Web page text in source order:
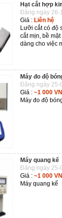
Hạt cắt hợp
Đăng ngày 26-
Giá : Liên hệ
Lưỡi cắt có độ
cắt mịn, bề
dàng cho việc
Máy đo độ
Đăng ngày 25-
Giá : ~1 000
Máy đo độ
Máy quang kế
Đăng ngày 25-
Giá : ~1 000
Máy quang kế